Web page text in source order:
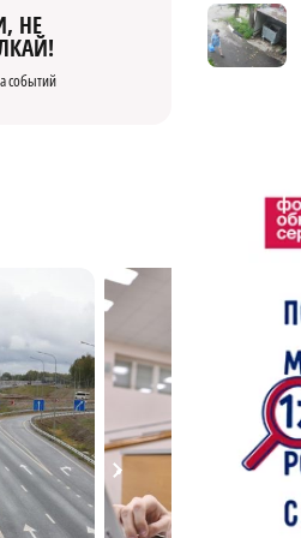
НЕ
событий